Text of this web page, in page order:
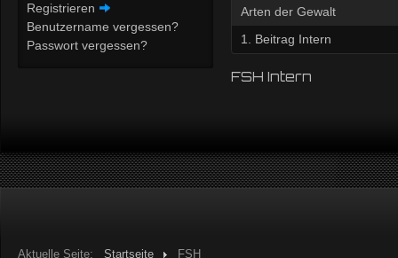
Registrieren
Benutzername vergessen?
Passwort vergessen?
Arten der Gewalt
1. Beitrag Intern
FSH Intern
Aktuelle Seite: Startseite FSH